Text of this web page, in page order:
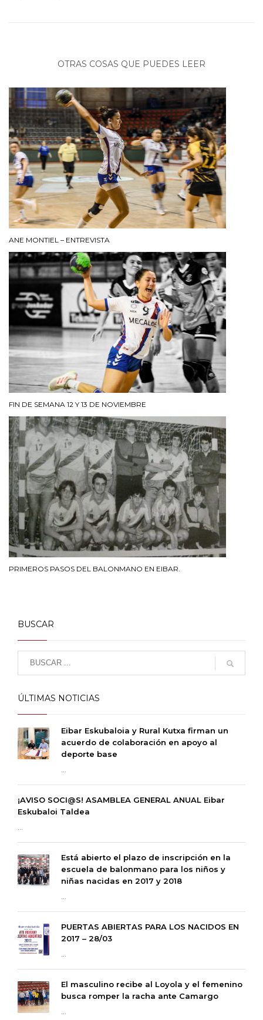
OTRAS COSAS QUE PUEDES LEER
ANE MONTIEL – ENTREVISTA
FIN DE SEMANA 12 Y 13 DE NOVIEMBRE
PRIMEROS PASOS DEL BALONMANO EN EIBAR.
BUSCAR
ÚLTIMAS NOTICIAS
Eibar Eskubaloia y Rural Kutxa firman un
acuerdo de colaboración en apoyo al
deporte base
¡AVISO SOCI@S! ASAMBLEA GENERAL ANUAL Eibar
Eskubaloi Taldea
Está abierto el plazo de inscripción en la
escuela de balonmano para los niños y
niñas nacidas en 2017 y 2018
PUERTAS ABIERTAS PARA LOS NACIDOS EN
2017 – 28/03
El masculino recibe al Loyola y el femenino
busca romper la racha ante Camargo